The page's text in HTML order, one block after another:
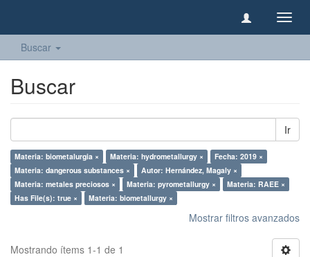
Buscar
Buscar
Ir
Materia: biometalurgia × Materia: hydrometallurgy ×
Fecha: 2019 ×
Materia: dangerous substances ×
Autor: Hernández, Magaly ×
Materia: metales preciosos ×
Materia: pyrometallurgy ×
Materia: RAEE ×
Has File(s): true ×
Materia: biometallurgy ×
Mostrar filtros avanzados
Mostrando ítems 1-1 de 1